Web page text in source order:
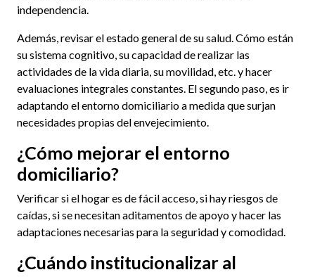
independencia.
Además, revisar el estado general de su salud. Cómo están
su sistema cognitivo, su capacidad de realizar las
actividades de la vida diaria, su movilidad, etc. y hacer
evaluaciones integrales constantes. El segundo paso, es ir
adaptando el entorno domiciliario a medida que surjan
necesidades propias del envejecimiento.
¿Cómo mejorar el entorno
domiciliario?
Verificar si el hogar es de fácil acceso, si hay riesgos de
caídas, si se necesitan aditamentos de apoyo y hacer las
adaptaciones necesarias para la seguridad y comodidad.
¿Cuándo institucionalizar al